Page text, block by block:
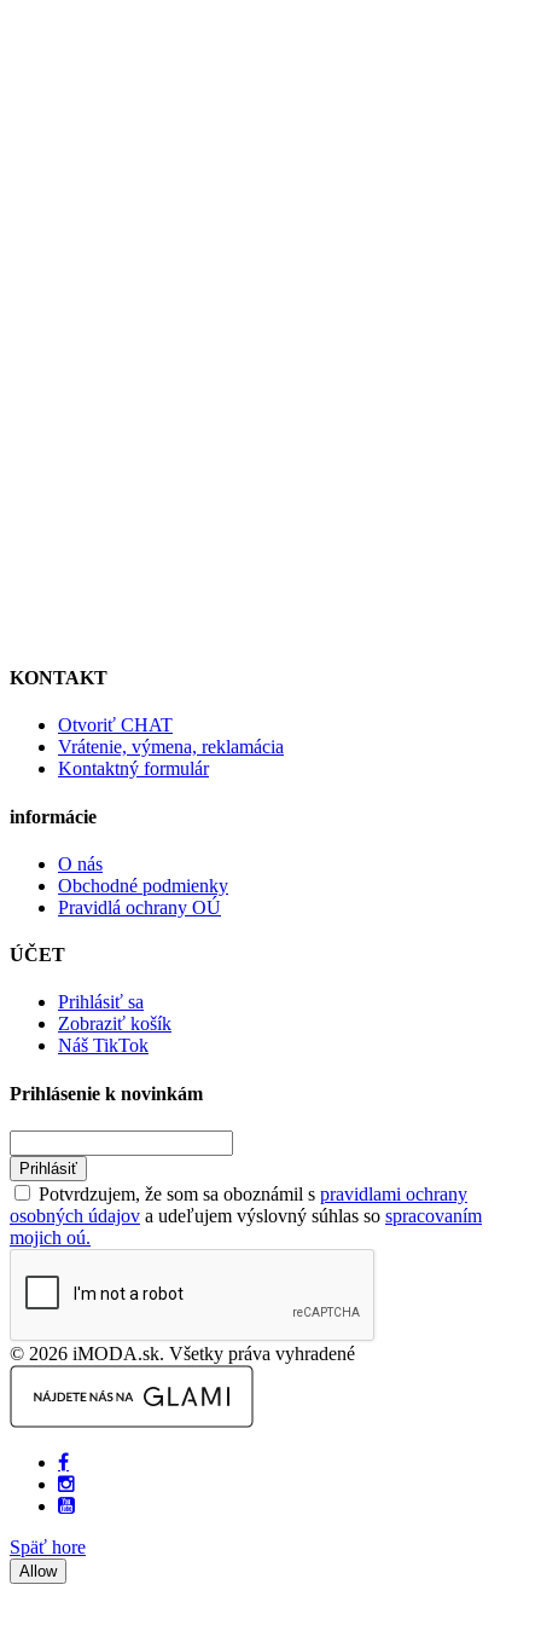
KONTAKT
Otvoriť CHAT
Vrátenie, výmena, reklamácia
Kontaktný formulár
informácie
O nás
Obchodné podmienky
Pravidlá ochrany OÚ
ÚČET
Prihlásiť sa
Zobraziť košík
Náš TikTok
Prihlásenie k novinkám
Prihlásiť
Potvrdzujem, že som sa oboznámil s pravidlami ochrany
osobných údajov a udeľujem výslovný súhlas so spracovaním
mojich oú.
© 2026 iMODA.sk. Všetky práva vyhradené
Späť hore
Allow